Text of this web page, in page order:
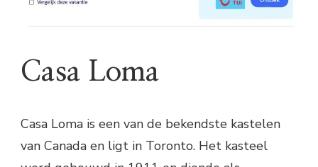
Casa Loma
Casa Loma is een van de bekendste kastelen
van Canada en ligt in Toronto. Het kasteel